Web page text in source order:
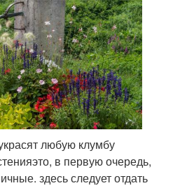
любую клумбу
в первую очередь,
здесь следует отдать